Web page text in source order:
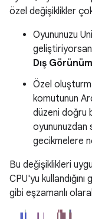
özel değişiklikler
Oyununuzu
Dış Görünüm
Özel
komutunun
düzeni doğru
oyununuzdan
gecikmelere
Bu değişiklikleri
CPU'yu
gibi eşzamanlı